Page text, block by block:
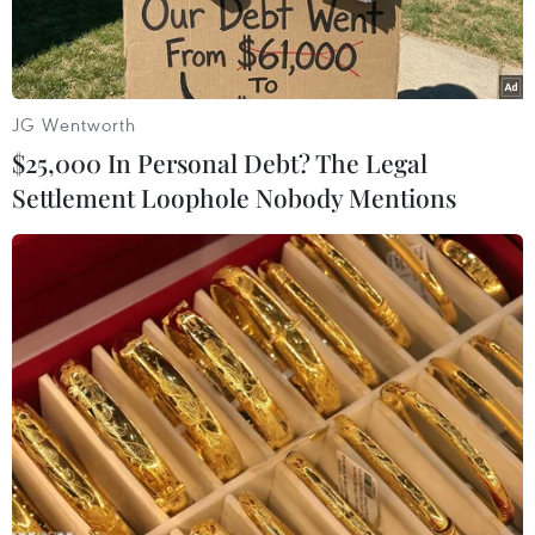
Chiếc xe tải bị cháy. (Ảnh: Thế Lập/Vietnam+)
Khoảng 8 giờ sáng nay 16/9, một xe tải biển số
77C- 00948 chở hàng phế liệu đột nhiên bốc
JG Wentworth
$25,000 In Personal Debt? The Legal
Settlement Loophole Nobody Mentions